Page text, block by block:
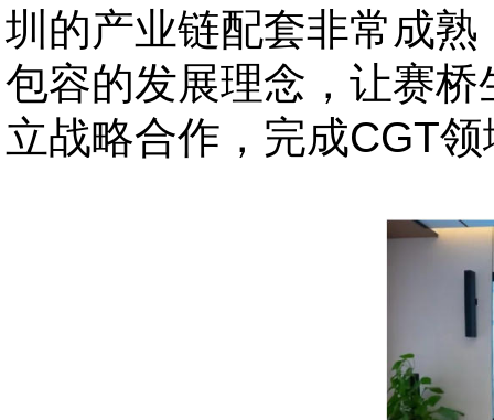
圳的产业链配套非常成
包容的发展理念，让赛
立战略合作，完成CGT